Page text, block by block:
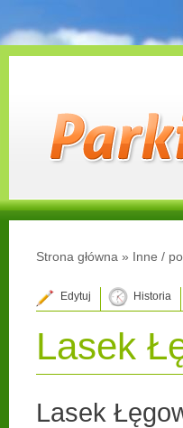
Strona główna » Inne /
Edytuj Historia
Lasek
Lasek